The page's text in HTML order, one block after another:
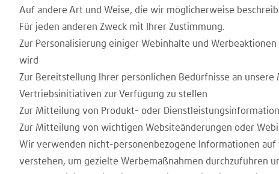
Auf andere Art und Weise, die wir möglicherweise
Für jeden anderen Zweck mit Ihrer Zustimmung.
Zur Personalisierung einiger Webinhalte und
wird
Zur Bereitstellung Ihrer persönlichen Bedürfnisse an
Vertriebsinitiativen zur Verfügung zu stellen
Zur Mitteilung von Produkt- oder
Zur Mitteilung von wichtigen Websiteänderungen oder
Wir verwenden nicht-personenbezogene Informationen auf
verstehen, um gezielte Werbemaßnahmen durchzuführen